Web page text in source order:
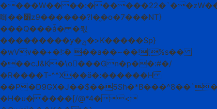
啣��׸z9������?l�̮�o�7���NT}
���Q���ǡ� �뭯
���������y�ݼ�>K�����Sp}
�wVv��+�!:ܽ� ��a��~��![%s��
���cJ&K�\o���Gn�p��:#�/
�R����T-^^X��ӛ�:������H
�H�u�����[/@*4�<